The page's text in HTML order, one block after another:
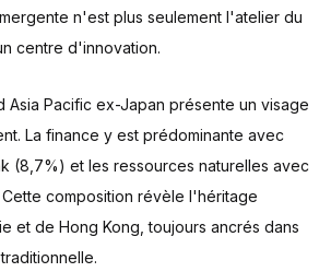
n'est plus seulement l'atelier du
centre d'innovation.
Asia Pacific ex-Japan présente un visage
La finance y est prédominante avec
(8,7%) et les ressources naturelles avec
composition révèle l'héritage
et de Hong Kong, toujours ancrés dans